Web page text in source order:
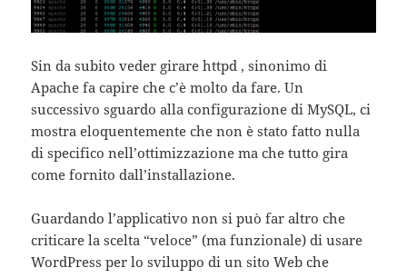
Sin da subito veder girare httpd , sinonimo di
Apache fa capire che c’è molto da fare. Un
successivo sguardo alla configurazione di MySQL, ci
mostra eloquentemente che non è stato fatto nulla
di specifico nell’ottimizzazione ma che tutto gira
come fornito dall’installazione.
Guardando l’applicativo non si può far altro che
criticare la scelta “veloce” (ma funzionale) di usare
WordPress per lo sviluppo di un sito Web che